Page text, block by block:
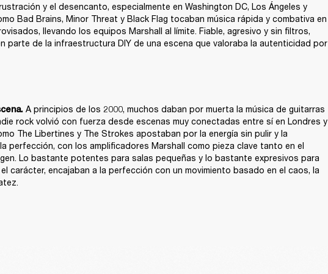
y el desencanto, especialmente en Washington DC, Los Ángeles y
Bad Brains, Minor Threat y Black Flag tocaban música rápida y combativa en
llevando los equipos Marshall al límite. Fiable, agresivo y sin filtros,
parte de la infraestructura DIY de una escena que valoraba la autenticidad por
A principios de los 2000, muchos daban por muerta la música de guitarras
rock volvió con fuerza desde escenas muy conectadas entre sí en Londres y
The Libertines y The Strokes apostaban por la energía sin pulir y la
perfección, con los amplificadores Marshall como pieza clave tanto en el
Lo bastante potentes para salas pequeñas y lo bastante expresivos para
carácter, encajaban a la perfección con un movimiento basado en el caos, la